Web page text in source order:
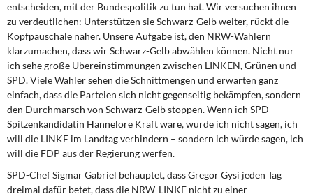
entscheiden, mit der Bundespolitik zu tun hat. Wir versuchen ihnen
zu verdeutlichen: Unterstützen sie Schwarz-Gelb weiter, rückt die
Kopfpauschale näher. Unsere Aufgabe ist, den NRW-Wählern
klarzumachen, dass wir Schwarz-Gelb abwählen können. Nicht nur
ich sehe große Übereinstimmungen zwischen LINKEN, Grünen und
SPD. Viele Wähler sehen die Schnittmengen und erwarten ganz
einfach, dass die Parteien sich nicht gegenseitig bekämpfen, sondern
den Durchmarsch von Schwarz-Gelb stoppen. Wenn ich SPD-
Spitzenkandidatin Hannelore Kraft wäre, würde ich nicht sagen, ich
will die LINKE im Landtag verhindern – sondern ich würde sagen, ich
will die FDP aus der Regierung werfen.
SPD-Chef Sigmar Gabriel behauptet, dass Gregor Gysi jeden Tag
dreimal dafür betet, dass die NRW-LINKE nicht zu einer